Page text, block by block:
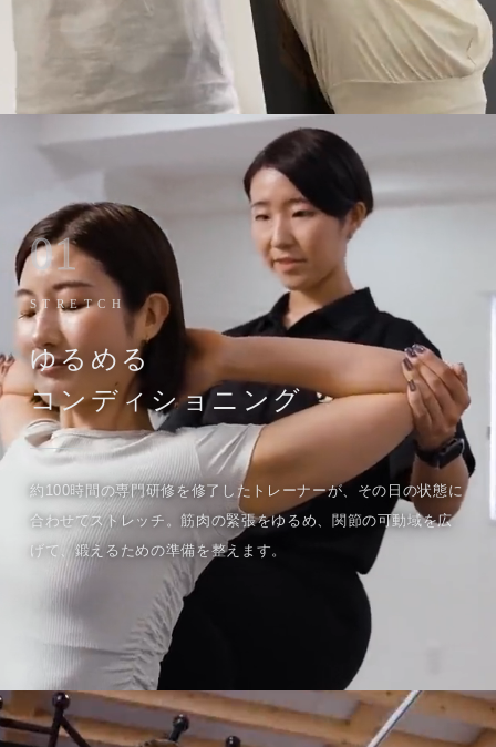
01
STRETCH
ゆるめる
コンディショニング
約100時間の専門研修を修了したトレーナーが、その日の状態に
合わせてストレッチ。筋肉の緊張をゆるめ、関節の可動域を広
げて、鍛えるための準備を整えます。